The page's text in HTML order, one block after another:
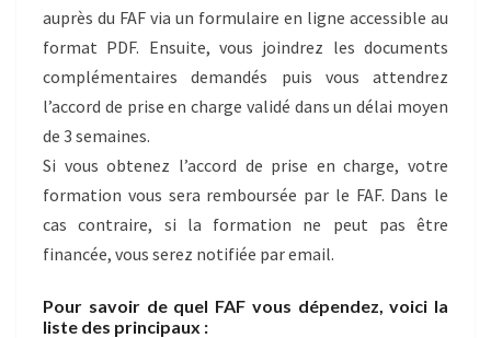
auprès du FAF via un formulaire en ligne accessible au
format PDF. Ensuite, vous joindrez les documents
complémentaires demandés puis vous attendrez
l’accord de prise en charge validé dans un délai moyen
de 3 semaines.
Si vous obtenez l’accord de prise en charge, votre
formation vous sera remboursée par le FAF. Dans le
cas contraire, si la formation ne peut pas être
financée, vous serez notifiée par email.
Pour savoir de quel FAF vous dépendez, voici la
liste des principaux :